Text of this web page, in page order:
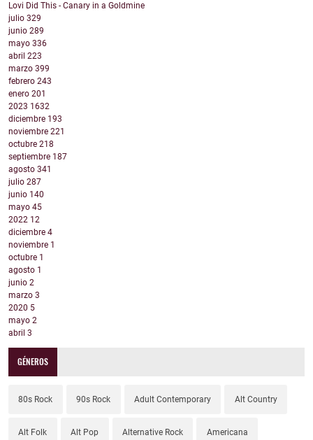
Lovi Did This - Canary in a Goldmine
julio 329
junio 289
mayo 336
abril 223
marzo 399
febrero 243
enero 201
2023 1632
diciembre 193
noviembre 221
octubre 218
septiembre 187
agosto 341
julio 287
junio 140
mayo 45
2022 12
diciembre 4
noviembre 1
octubre 1
agosto 1
junio 2
marzo 3
2020 5
mayo 2
abril 3
GÉNEROS
80s Rock 90s Rock Adult Contemporary Alt Country
Alt Folk Alt Pop Alternative Rock Americana